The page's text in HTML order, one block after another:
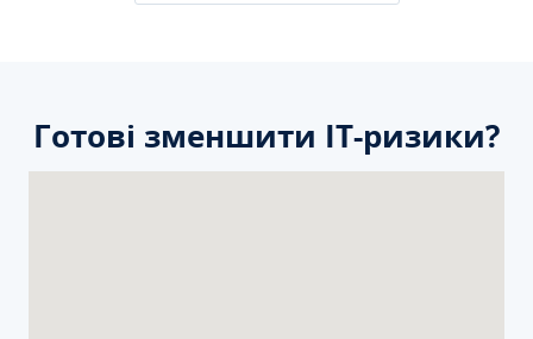
Готові зменшити ІТ-ризики?